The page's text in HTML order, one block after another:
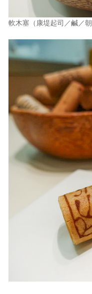
軟木塞（康堤起司／鹹／朝